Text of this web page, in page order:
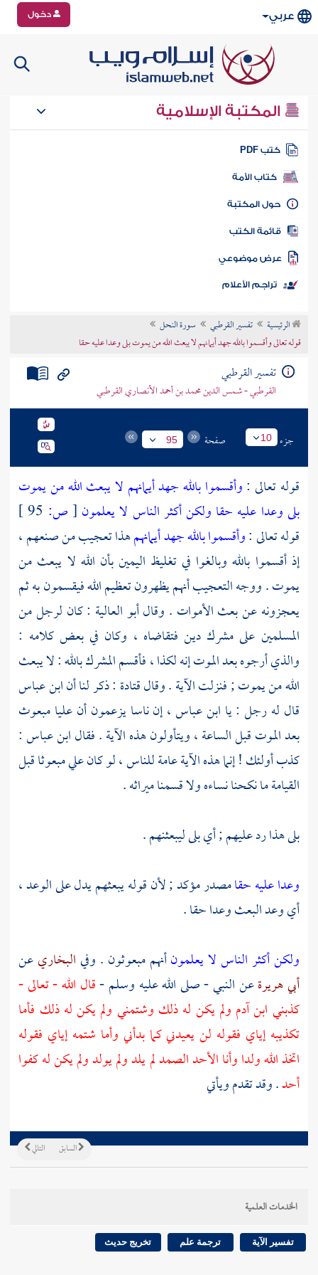
عربي دخول
المكتبة الإسلامية
كتب PDF
كتاب الأمة
المكتبة
الكتب
موضوعي
تراجم الأعلام
الرئيسية تفسير القرطبي
سورة النحل
قوله تعالى وأقسموا بالله جهد أيمانهم لا يبعث الله من يموت بلى وعدا عليه حقا
تفسير القرطبي
القرطبي - شمس الدين محمد بن أحمد الأنصاري القرطبي
جزء 10 صفحة 95
قوله تعالى :وأقسموا بالله جهد أيمانهم لا يبعث الله من يموت
بلى وعدا عليه حقا ولكن أكثر الناس لا يعلمون [ص:
قوله تعالى :وأقسموا بالله جهد أيمانهمهذا تعجيب من صنعهم ،
إذ أقسموا بالله وبالغوا في تغليظ اليمين بأن الله لا يبعث من
يموت . ووجه التعجيب أنهم يظهرون تعظيم الله فيقسمون به ثم
يعجزونه عن بعث الأموات . وقالأبو العالية : كان لرجل من
المسلمين على مشرك دين فتقاضاه ، وكان في بعض كلامه :
والذي أرجوه بعد الموت إنه لكذا ، فأقسم المشرك بالله : لا يبعث
الله من يموت ; فنزلت الآية . وقالقتادة : ذكر لنا أنابن عباس
قال له رجل : يا ابن عباس، إن ناسا يزعمون أنعليامبعوث
بعد الموت قبل الساعة ، ويتأولون هذه الآية . فقالابن عباس:
كذب أولئك ! إنما هذه الآية عامة للناس ، لو كانعليمبعوثا قبل
القيامة ما نكحنا نساءه ولا قسمنا ميراثه .
بلى هذا رد عليهم ; أي بلى ليبعثنهم .
وعدا عليه حقامصدر مؤكد ; لأن قوله يبعثهم يدل على الوعد ،
أي وعد البعث وعدا حقا .
ولكن أكثر الناس لا يعلمونأنهم مبعوثون . وفيالبخاريعن
أبي هريرةعن النبي - صلى الله عليه وسلم -قال الله - تعالى -
كذبني ابنآدم ولم يكن له ذلك وشتمني ولم يكن له ذلك فأما
تكذيبه إياي فقوله لن يعيدني كما بدأني وأما شتمه إياي فقوله
اتخذ الله ولدا وأنا الأحد الصمد لم يلد ولم يولد ولم يكن له كفوا
أحد. وقد تقدم ويأتي
التالي السابق
الخدمات العلمية
تفسير الآية ترجمة علم تخريج حديث